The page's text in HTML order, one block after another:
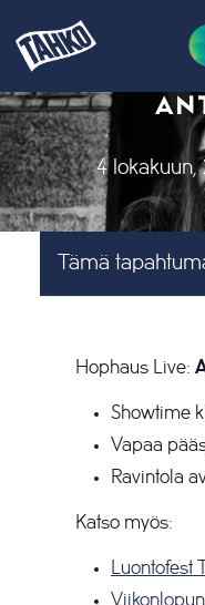
4 lokakuun,
Tämä
Hophaus Live:
Showtime
Vapaa
Ravintola
Katso myös:
Luontofest